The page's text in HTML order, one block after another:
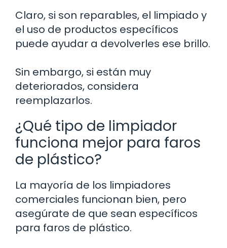
Claro, si son reparables, el limpiado y
el uso de productos específicos
puede ayudar a devolverles ese brillo.
Sin embargo, si están muy
deteriorados, considera
reemplazarlos.
¿Qué tipo de limpiador
funciona mejor para faros
de plástico?
La mayoría de los limpiadores
comerciales funcionan bien, pero
asegúrate de que sean específicos
para faros de plástico.